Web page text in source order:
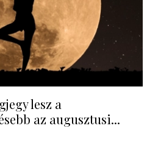
lesz a
az augusztusi...